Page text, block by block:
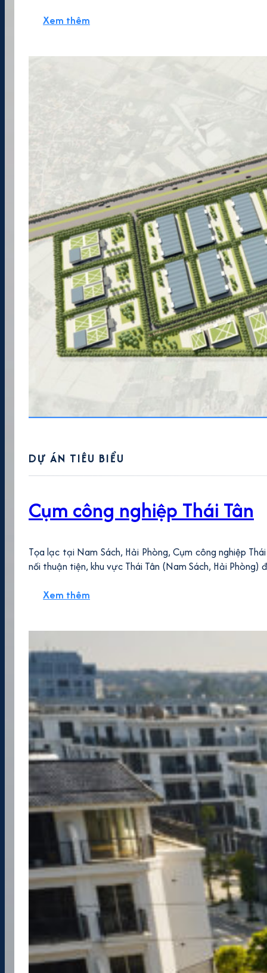
Xem thêm
DỰ ÁN TIÊU BIỂU
Cụm công nghiệp Thái Tân
Tọa lạc tại Nam Sách, Hải Phòng, Cụm công nghiệp
nối thuận tiện, khu vực Thái Tân (Nam Sách, Hải
Xem thêm